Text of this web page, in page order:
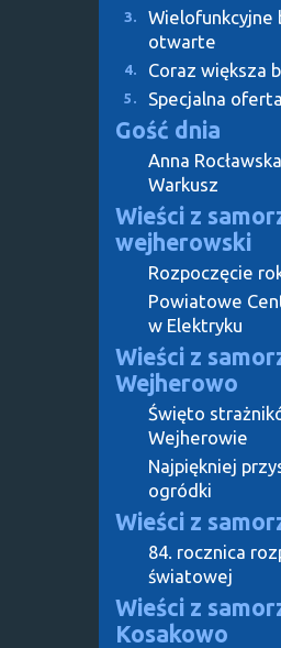
3.
Wielofunkcyjne
otwarte
4. Coraz większa
5. Specjalna
Gość dnia
Anna
Warkusz
Wieści z
wejherowski
Rozpoczęcie
Powiatowe
w Elektryku
Wieści z
Wejherowo
Święto
Wejherowie
Najpiękniej
ogródki
Wieści z
84. rocznica
światowej
Wieści z
Kosakowo